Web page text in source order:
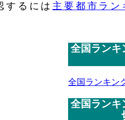
するには 主要都市ラン
全国ランキ
全国ランキン
全国ランキ